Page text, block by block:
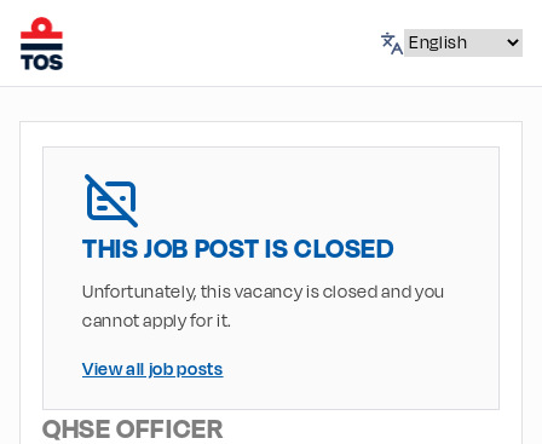
THIS JOB POST IS CLOSED
Unfortunately, this vacancy is closed and you
cannot apply for it.
View all job posts
QHSE OFFICER